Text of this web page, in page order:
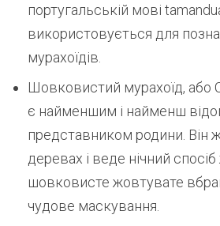
португальській мові
використовується для
мурахоїдів.
Шовковистий мурахоїд, або
є найменшим і найменш
представником родини. Він
деревах і веде нічний
шовковисте жовтувате
чудове маскування.